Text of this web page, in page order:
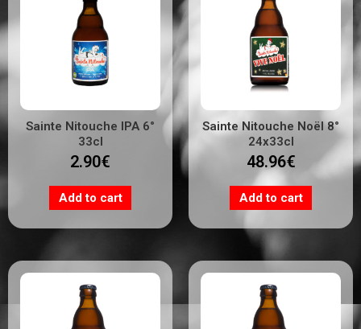
Sainte Nitouche IPA 6°
33cl
2.90€
Add to cart
Sainte Nitouche Noël 8°
24x33cl
48.96€
Add to cart